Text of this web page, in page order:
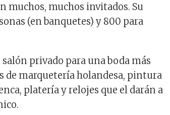
muchos, muchos invitados. Su
(en banquetes) y 800 para
salón privado para una boda más
de marquetería holandesa, pintura
platería y relojes que el darán a